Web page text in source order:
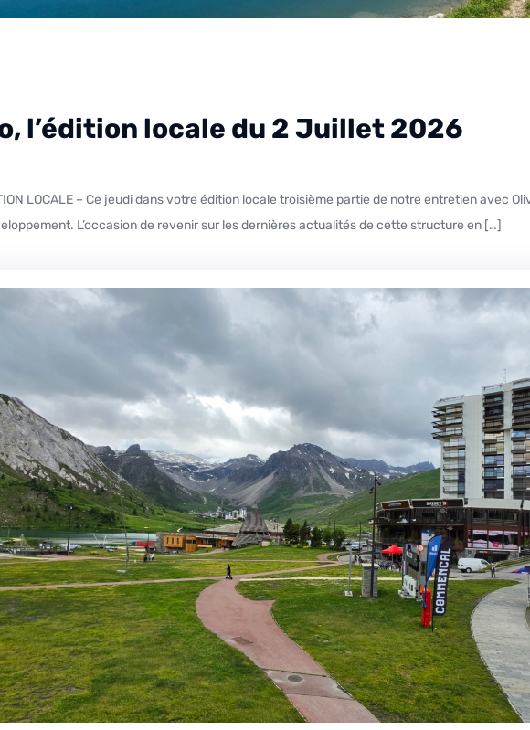
l’édition locale du 2 Juillet 2026
L’occasion de revenir sur les dernières actualités de cette structure en […]